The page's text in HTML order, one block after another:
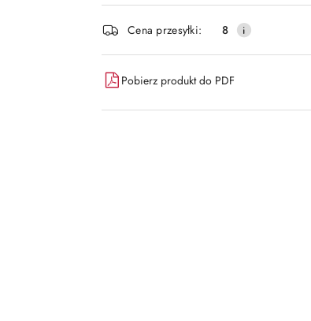
Dostępność
i
dostawa
Cena przesyłki: 8
Pobierz produkt do PDF